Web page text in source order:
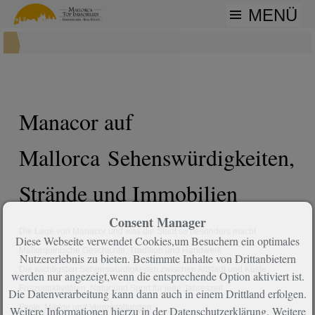
MENÜ
Manacor auf
Mallorca Sehenswürdigkeiten,
Strände und Immobilien
Die Lage von Manacor und was die Stadt so besonders macht
Freizeitaktivitäten, Natur und Sport für jede Jahreszeit
Feste, Märkte und Veranstaltungen
Consent Manager
Diese Webseite verwendet Cookies,um Besuchern ein optimales
Nutzererlebnis zu bieten. Bestimmte Inhalte von Drittanbietern
werden nur angezeigt,wenn die entsprechende Option aktiviert ist.
Die Datenverarbeitung kann dann auch in einem Drittland erfolgen.
Weitere Informationen hierzu in der Datenschutzerklärung. Weitere